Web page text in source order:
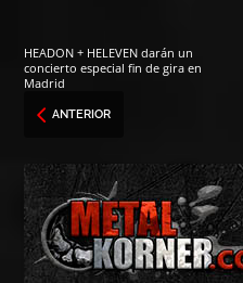
HEADON + HELEVEN darán un
concierto especial fin de gira en
Madrid
ANTERIOR